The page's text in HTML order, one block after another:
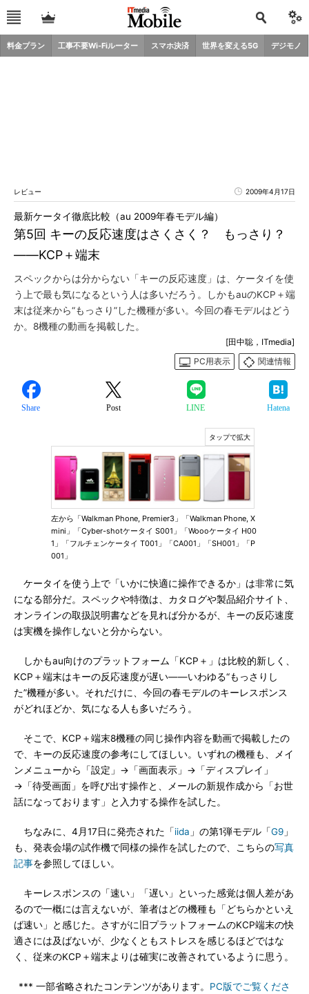
料金プラン 工事不要Wi-Fiルーター スマホ決済 世界を変える5G デジモノ
レビュー 2009年4月17日
第5回 キーの反応速度はさくさく？ もっさり？
――KCP＋端末
最新ケータイ徹底比較（au 2009年春モデル編）
スペックからは分からない「キーの反応速度」は、ケータイを使
う上で最も気になるという人は多いだろう。しかもauのKCP＋端
末は従来から“もっさり”した機種が多い。今回の春モデルはどう
か。8機種の動画を掲載した。
[田中聡，ITmedia]
PC用表示
関連情報
Share Post LINE Hatena
左から「Walkman Phone, Premier3」「Walkman Phone, X
mini」「Cyber-shotケータイ S001」「Woooケータイ H00
1」「フルチェンケータイ T001」「CA001」「SH001」「P
001」
ケータイを使う上で「いかに快適に操作できるか」は非常に気
になる部分だ。スペックや特徴は、カタログや製品紹介サイト、
オンラインの取扱説明書などを見れば分かるが、キーの反応速度
は実機を操作しないと分からない。
しかもau向けのプラットフォーム「KCP＋」は比較的新しく、
KCP＋端末はキーの反応速度が遅い――いわゆる“もっさりし
た”機種が多い。それだけに、今回の春モデルのキーレスポンス
がどれほどか、気になる人も多いだろう。
そこで、KCP＋端末8機種の同じ操作内容を動画で掲載したの
で、キーの反応速度の参考にしてほしい。いずれの機種も、メイ
ンメニューから「設定」→「画面表示」→「ディスプレイ」
→「待受画面」を呼び出す操作と、メールの新規作成から「お世
話になっております」と入力する操作を試した。
ちなみに、4月17日に発売された「iida 」の第1弾モデル「G9 」
も、発表会場の試作機で同様の操作を試したので、こちらの写真
記事を参照してほしい。
キーレスポンスの「速い」「遅い」といった感覚は個人差があ
るので一概には言えないが、筆者はどの機種も「どちらかといえ
ば速い」と感じた。さすがに旧プラットフォームのKCP端末の快
適さには及ばないが、少なくともストレスを感じるほどではな
く、従来のKCP＋端末よりは確実に改善されているように思う。
*** 一部省略されたコンテンツがあります。 PC版でご覧くださ